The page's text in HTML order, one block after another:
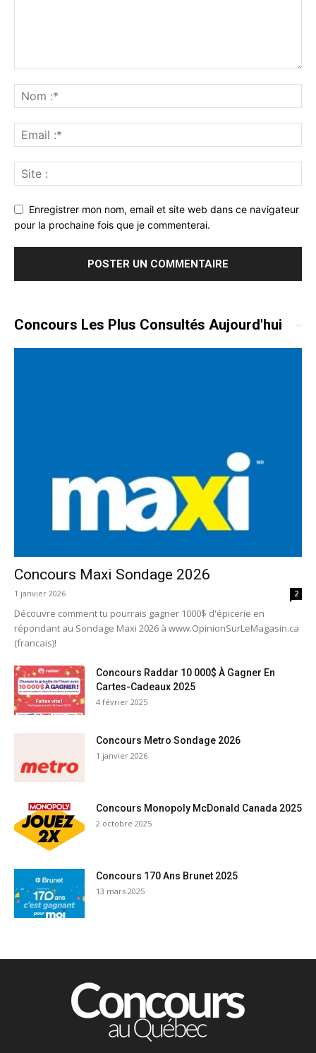
Enregistrer mon nom, email et site web dans ce navigateur
pour la prochaine fois que je commenterai.
Concours Les Plus Consultés Aujourd'hui
Concours Maxi Sondage 2026
1 janvier 2026 2
Découvre comment tu pourrais gagner 1000$ d'épicerie en
répondant au Sondage Maxi 2026 à www.OpinionSurLeMagasin.ca
(francais)!
Concours Raddar 10 000$ À Gagner En
Cartes-Cadeaux 2025
4 février 2025
Concours Metro Sondage 2026
1 janvier 2026
Concours Monopoly McDonald Canada 2025
2 octobre 2025
Concours 170 Ans Brunet 2025
13 mars 2025